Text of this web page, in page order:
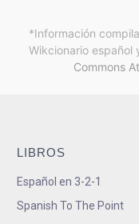
*Información
Wikcionario español
Commons
LIBROS
Español en 3-2-1
Spanish To The Point